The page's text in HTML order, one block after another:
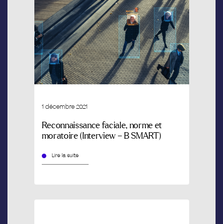
1 décembre 2021
Reconnaissance faciale, norme et
moratoire (Interview – B SMART)
Lire la suite